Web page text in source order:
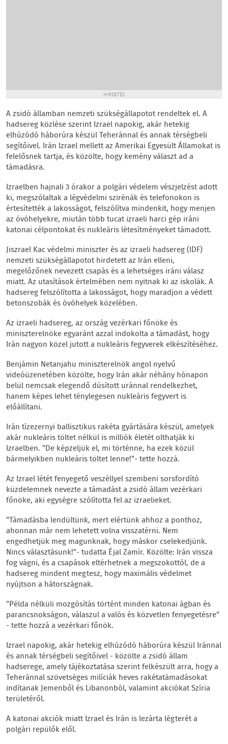
HIRDETÉS
A zsidó államban nemzeti szükségállapotot rendeltek el. A
hadsereg közlése szerint Izrael napokig, akár hetekig
elhúzódó háborúra készül Teheránnal és annak térségbeli
segítőivel. Irán Izrael mellett az Amerikai Egyesült Államokat is
felelősnek tartja, és közölte, hogy kemény választ ad a
támadásra.
Izraelben hajnali 3 órakor a polgári védelem vészjelzést adott
ki, megszólaltak a légvédelmi szirénák és telefonokon is
értesítették a lakosságot, felszólítva mindenkit, hogy menjen
az óvóhelyekre, miután több tucat izraeli harci gép iráni
katonai célpontokat és nukleáris létesítményeket támadott.
Jiszrael Kac védelmi miniszter és az izraeli hadsereg (IDF)
nemzeti szükségállapotot hirdetett az Irán elleni,
megelőzőnek nevezett csapás és a lehetséges iráni válasz
miatt. Az utasítások értelmében nem nyitnak ki az iskolák. A
hadsereg felszólította a lakosságot, hogy maradjon a védett
betonszobák és óvóhelyek közelében.
Az izraeli hadsereg, az ország vezérkari főnöke és
miniszterelnöke egyaránt azzal indokolta a támadást, hogy
Irán nagyon közel jutott a nukleáris fegyverek elkészítéséhez.
Benjámin Netanjahu miniszterelnök angol nyelvű
videóüzenetében közölte, hogy Irán akár néhány hónapon
belül nemcsak elegendő dúsított uránnal rendelkezhet,
hanem képes lehet ténylegesen nukleáris fegyvert is
előállítani.
Irán tízezernyi ballisztikus rakéta gyártására készül, amelyek
akár nukleáris töltet nélkül is milliók életét olthatják ki
Izraelben. "De képzeljük el, mi történne, ha ezek közül
bármelyikben nukleáris töltet lenne!"- tette hozzá.
Az Izrael létét fenyegető veszéllyel szembeni sorsfordító
küzdelemnek nevezte a támadást a zsidó állam vezérkari
főnöke, aki egységre szólította fel az izraelieket.
"Támadásba lendültünk, mert elértünk ahhoz a ponthoz,
ahonnan már nem lehetett volna visszatérni. Nem
engedhetjük meg magunknak, hogy máskor cselekedjünk.
Nincs választásunk!"- tudatta Éjal Zamír. Közölte: Irán vissza
fog vágni, és a csapások eltérhetnek a megszokottól, de a
hadsereg mindent megtesz, hogy maximális védelmet
nyújtson a hátországnak.
"Példa nélküli mozgósítás történt minden katonai ágban és
parancsnokságon, válaszul a valós és közvetlen fenyegetésre"
- tette hozzá a vezérkari főnök.
Izrael napokig, akár hetekig elhúzódó háborúra készül Iránnal
és annak térségbeli segítőivel - közölte a zsidó állam
hadserege, amely tájékoztatása szerint felkészült arra, hogy a
Teheránnal szövetséges milíciák heves rakétatámadásokat
indítanak Jemenből és Libanonból, valamint akciókat Szíria
területéről.
A katonai akciók miatt Izrael és Irán is lezárta légterét a
polgári repülők elől.